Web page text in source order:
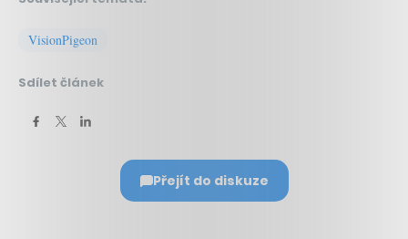
VisionPigeon
Sdílet článek
Přejít do diskuze